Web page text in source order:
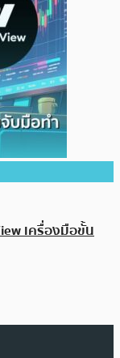
เครื่องมือขั้น